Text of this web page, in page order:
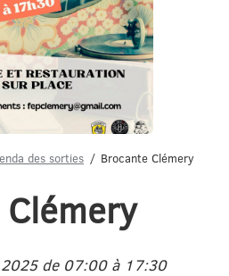
des sorties Brocante Clémery
de 07:00 à 17:30